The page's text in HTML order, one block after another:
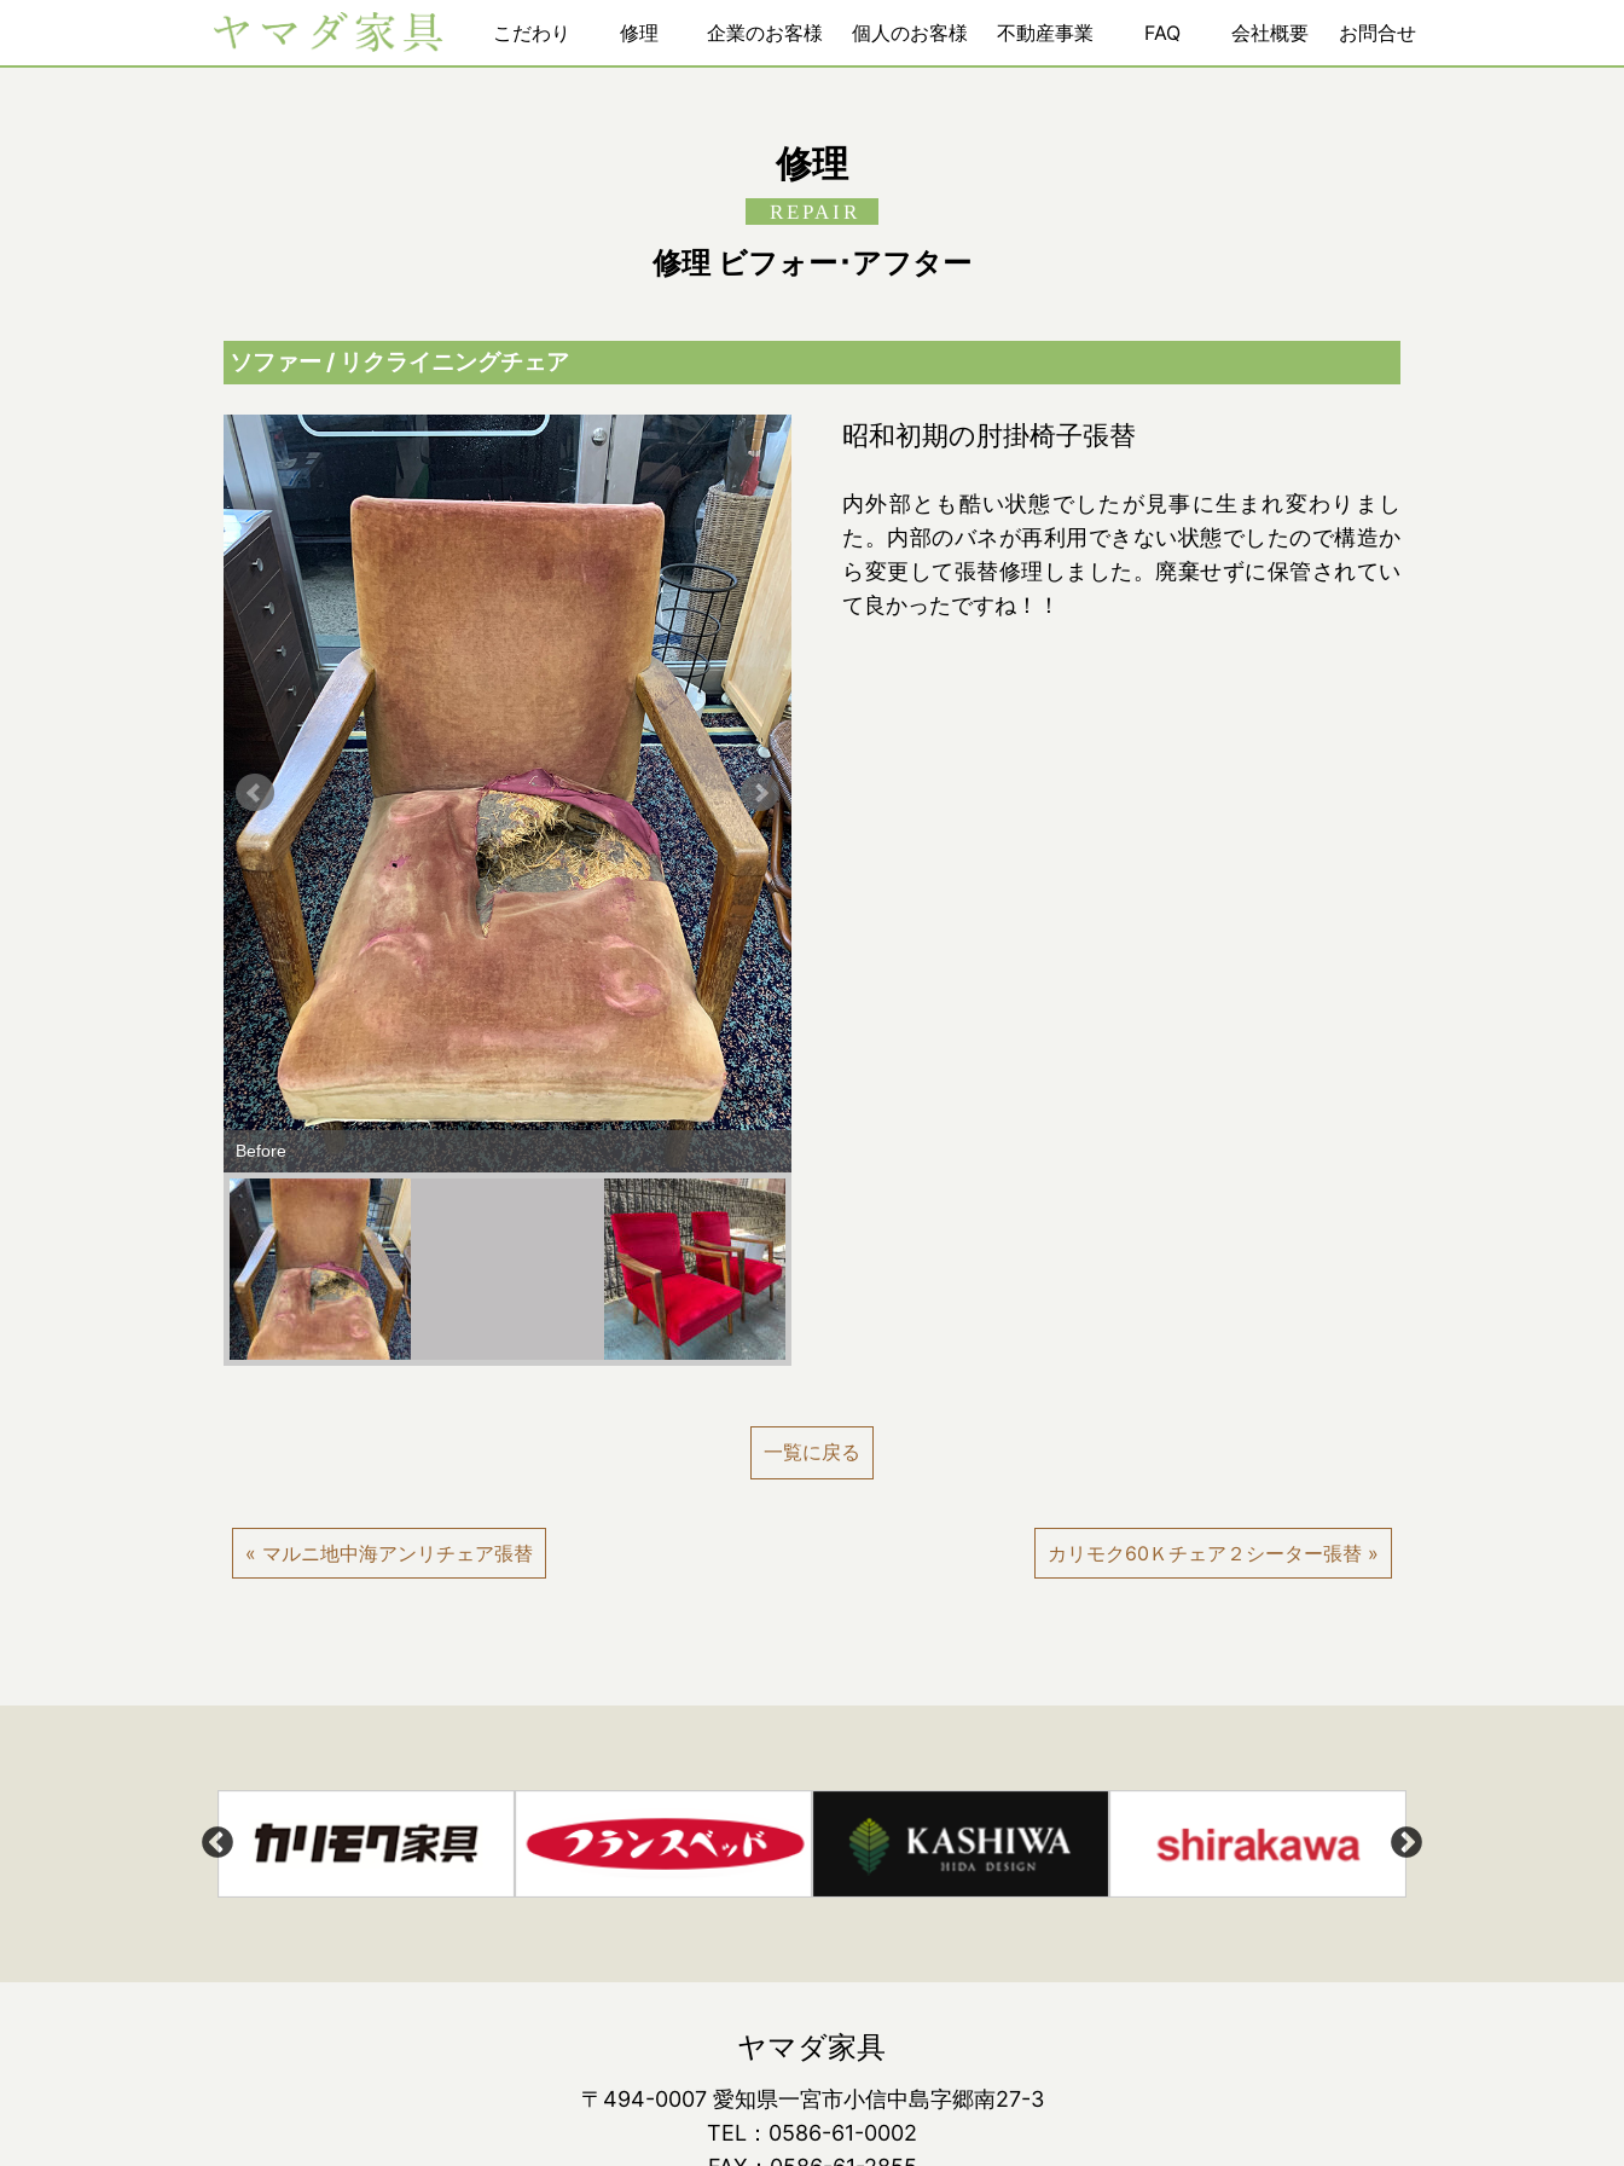
こだわり 修理 企業のお客様 個人のお客様 不動産事業 FAQ 会社概要 お問合せ
修理
REPAIR
修理 ビフォー･アフター
ソファー / リクライニングチェア
昭和初期の肘掛椅子張替
内外部とも酷い状態でしたが見事に生まれ変わりまし
た。内部のバネが再利用できない状態でしたので構造か
ら変更して張替修理しました。廃棄せずに保管されてい
て良かったですね！！
Before
一覧に戻る
カリモク60Ｋチェア２シーター張替 »
« マルニ地中海アンリチェア張替
ヤマダ家具
〒494-0007 愛知県一宮市小信中島字郷南27-3
TEL：0586-61-0002